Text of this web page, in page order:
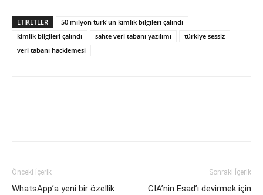
ETİKETLER
50 milyon türk'ün kimlik bilgileri çalındı
kimlik bilgileri çalındı
sahte veri tabanı yazılımı
türkiye sessiz
veri tabanı hacklemesi
Önceki İçerik
WhatsApp’a yeni bir özellik
Sonraki İçerik
CIA’nin Esad’ı devirmek için